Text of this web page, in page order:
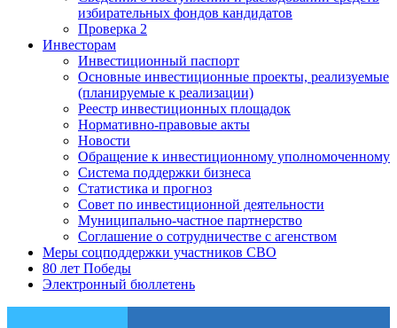
избирательных фондов кандидатов
Проверка 2
Инвесторам
Инвестиционный паспорт
Основные инвестиционные проекты, реализуемые
(планируемые к реализации)
Реестр инвестиционных площадок
Нормативно-правовые акты
Новости
Обращение к инвестиционному уполномоченному
Система поддержки бизнеса
Статистика и прогноз
Совет по инвестиционной деятельности
Муниципально-частное партнерство
Соглашение о сотрудничестве с агенством
Меры соцподдержки участников СВО
80 лет Победы
Электронный бюллетень